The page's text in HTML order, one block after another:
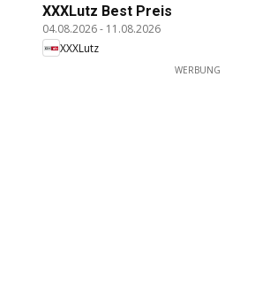
XXXLutz Best Preis
04.08.2026- 11.08.2026
XXXLutz
WERBUNG